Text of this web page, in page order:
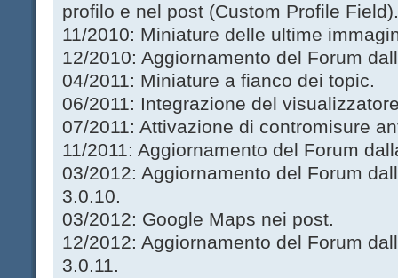
profilo e nel post (Custom Profile Field).
11/2010: Miniature delle ultime
12/2010: Aggiornamento del Forum
04/2011: Miniature a fianco dei topic.
06/2011: Integrazione del
07/2011: Attivazione di contromisure
11/2011: Aggiornamento del Forum
03/2012: Aggiornamento del Forum
3.0.10.
03/2012: Google Maps nei post.
12/2012: Aggiornamento del Forum
3.0.11.